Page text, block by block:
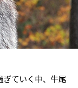
ていく中、牛尾